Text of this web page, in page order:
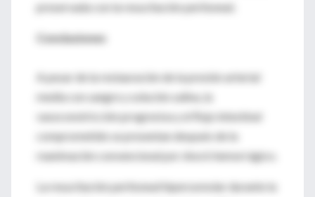
preservada con la resucitación peritoneal.
Conclusiones
A pesar de la restauración de la presión arterial
media con sangre y solución salina, la
vasoconstricción progresiva y el flujo intestinal
comprometido se presentan después de la
reanimación convencional por shock hemorrágico.
La resucitación peritoneal hiperosmolar durante la